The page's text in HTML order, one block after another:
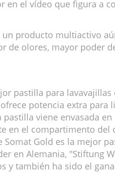
en el vídeo que figura a
un producto multiactivo
de olores, mayor poder
pastilla para lavavajillas
potencia extra para
pastilla viene envasada
en el compartimento del
Somat Gold es la mejor
en Alemania, "Stiftung
y también ha sido el